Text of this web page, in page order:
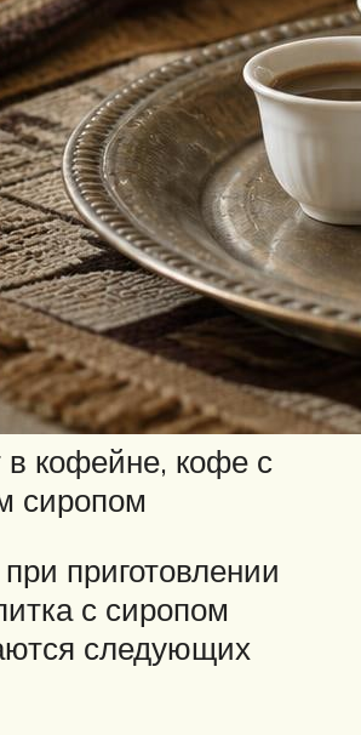
в кофейне, кофе с
сиропом
приготовлении
с сиропом
следующих